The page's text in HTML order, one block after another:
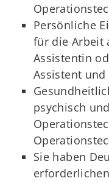
Persönliche
für die Arbeit
Assistentin
Assistent
psychisch
Sie haben